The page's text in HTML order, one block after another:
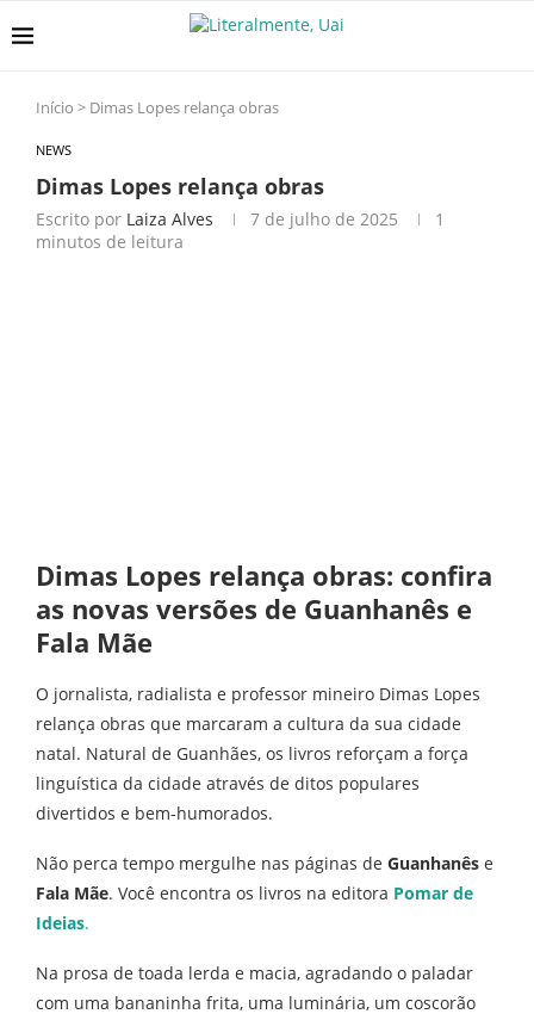
Início > Dimas Lopes relança obras
NEWS
Dimas Lopes relança obras
Escrito por Laiza Alves 7 de julho de 2025
1
minutos de leitura
Dimas Lopes relança obras: confira
as novas versões de Guanhanês e
Fala Mãe
O jornalista, radialista e professor mineiro Dimas Lopes
relança obras que marcaram a cultura da sua cidade
natal. Natural de Guanhães, os livros reforçam a força
linguística da cidade através de ditos populares
divertidos e bem-humorados.
Não perca tempo mergulhe nas páginas de Guanhanês e
Fala Mãe. Você encontra os livros na editora Pomar de
Ideias.
Na prosa de toada lerda e macia, agradando o paladar
com uma bananinha frita, uma luminária, um coscorão